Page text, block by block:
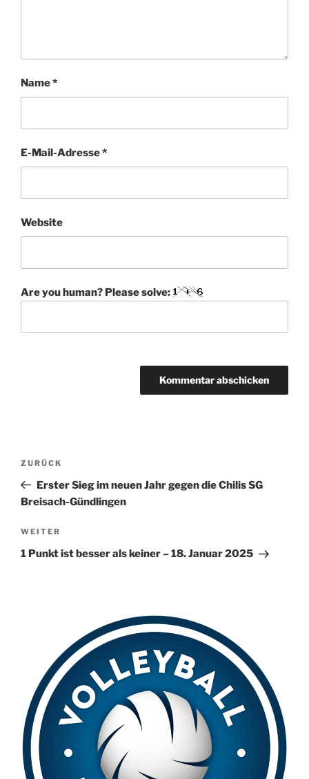
Name*
E-Mail-Adresse*
Website
Are you human? Please solve:
e
r
n
t
i
Beitragsnavigation
Vorheriger
Beitrag
ZURÜCK
Erster Sieg im neuen Jahr gegen die Chilis SG
Breisach-Gündlingen
Nächster
Beitrag
WEITER
1 Punkt ist besser als keiner – 18. Januar 2025